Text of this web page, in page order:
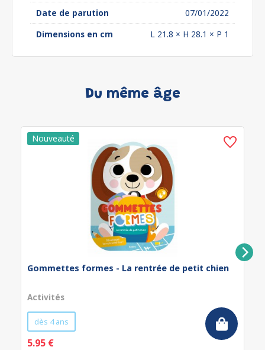
Date de parution
07/01/2022
Dimensions en cm
L 21.8 × H 28.1 × P 1
Du même âge
Gommettes formes - La rentrée de petit chien
Activités
dès 4 ans
5.95 €